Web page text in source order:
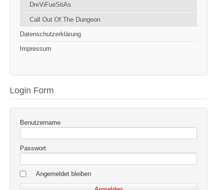
DreViFueStiAs
Call Out Of The Dungeon
Datenschutzerklärung
Impressum
Login Form
Benutzername
Passwort
Angemeldet bleiben